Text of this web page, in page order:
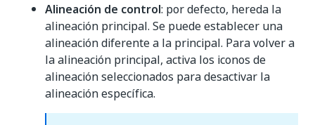
Alineación de control: por defecto, hereda la
alineación principal. Se puede establecer una
alineación diferente a la principal. Para volver a
la alineación principal, activa los iconos de
alineación seleccionados para desactivar la
alineación específica.